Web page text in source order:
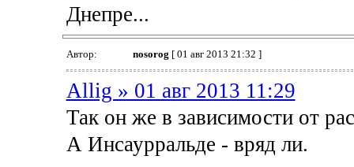
Днепре...
Автор: nosorog [ 01 авг 2013 21:32 ]
Allig » 01 авг 2013 11:29
Так он же в зависимости от
А Инсаурральде - вряд ли.